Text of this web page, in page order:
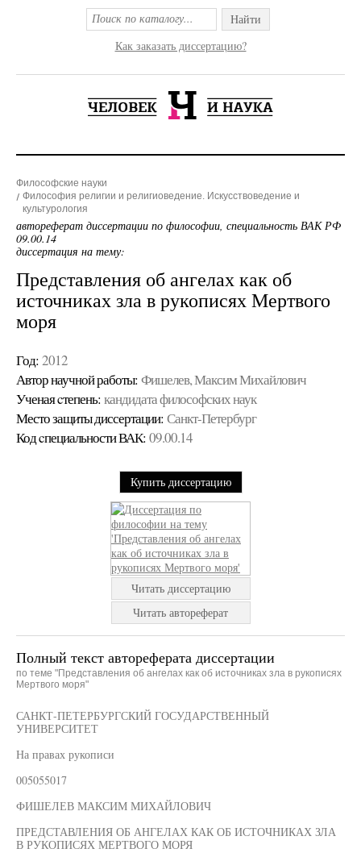
Найти
Как заказать диссертацию?
Философские науки
Философия религии и религиоведение. Искусствоведение и
культурология
автореферат диссертации по философии, специальность ВАК РФ
09.00.14
диссертация на тему:
Представления об ангелах как об
источниках зла в рукописях Мертвого
моря
Год: 2012
Автор научной работы: Фишелев, Максим Михайлович
Ученая cтепень: кандидата философских наук
Место защиты диссертации: Санкт-Петербург
Код cпециальности ВАК: 09.00.14
Купить диссертацию
Читать диссертацию
Читать автореферат
Полный текст автореферата диссертации
по теме "Представления об ангелах как об источниках зла в рукописях
Мертвого моря"
САНКТ-ПЕТЕРБУРГСКИЙ ГОСУДАРСТВЕННЫЙ
УНИВЕРСИТЕТ
На правах рукописи
005055017
ФИШЕЛЕВ МАКСИМ МИХАЙЛОВИЧ
ПРЕДСТАВЛЕНИЯ ОБ АНГЕЛАХ КАК ОБ ИСТОЧНИКАХ ЗЛА
В РУКОПИСЯХ МЕРТВОГО МОРЯ